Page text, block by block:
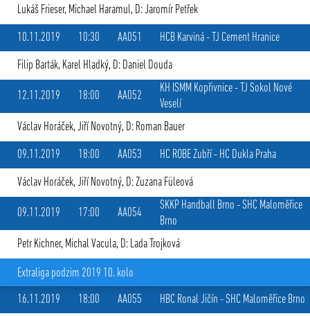
Lukáš Frieser, Michael Haramul, D: Jaromír Petřek
10.11.2019 10:30 AA051 HCB Karviná- TJ Cement Hranice
Filip Barták, Karel Hladký, D: Daniel Douda
12.11.2019 18:00 AA052
KH ISMM Kopřivnice- TJ Sokol Nové
Veselí
Václav Horáček, Jiří Novotný, D: Roman Bauer
09.11.2019 18:00 AA053 HC ROBE Zubří- HC Dukla Praha
Václav Horáček, Jiří Novotný, D: Zuzana Füleová
09.11.2019 17:00 AA054
SKKP Handball Brno -SHC Maloměřice
Brno
Petr Kichner, Michal Vacula, D: Lada Trojková
Extraliga podzim 2019 10. kolo
16.11.2019
18:00 AA055 HBC Ronal Jičín -SHC Maloměřice Brno